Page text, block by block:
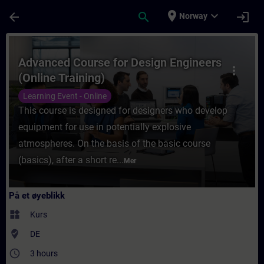
arrow_back search place Norway expand_more login
Kurs - Advanced Course for Design
more_vert
Advanced Course for Design Engineers
(Online Training)
Learning Event - Online
This course is designed for designers who develop
equipment for use in potentially explosive
atmospheres. On the basis of the basic course
(basics), after a short re... Mer
På et øyeblikk
widgets Kurs
where_to_vote DE
access_time 3 hours